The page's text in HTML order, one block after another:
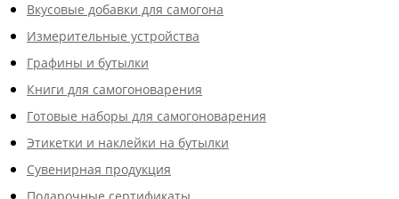
Вкусовые добавки для самогона
Измерительные устройства
Графины и бутылки
Книги для самогоноварения
Готовые наборы для самогоноварения
Этикетки и наклейки на бутылки
Сувенирная продукция